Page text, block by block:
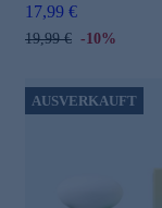
17,99 €
19,99 € -10%
AUSVERKAUFT